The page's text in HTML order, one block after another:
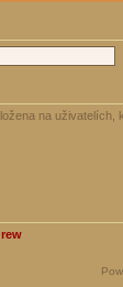
na uživatelích,